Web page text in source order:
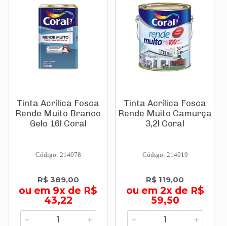
Tinta Acrílica Fosca
Rende Muito Branco
Gelo 16l Coral
Código: 214078
R$ 389,00
ou em 9x de R$
43,22
Tinta Acrílica Fosca
Rende Muito Camurça
3,2l Coral
Código: 214019
R$ 119,00
ou em 2x de R$
59,50